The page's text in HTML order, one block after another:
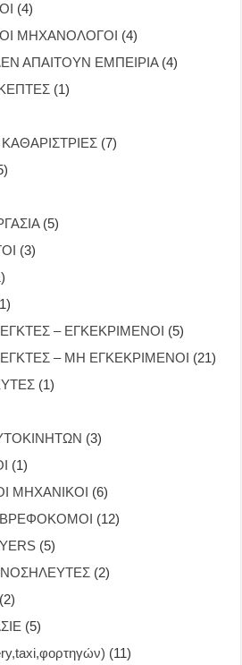
(4)
ΜΗΧΑΝΟΛΟΓΟΙ (4)
ΑΠΑΙΤΟΥΝ ΕΜΠΕΙΡΙΑ(4)
(1)
(7)
(5)
(3)
– ΕΓΚΕΚΡΙΜΕΝΟΙ (5)
– ΜΗ ΕΓΚΕΚΡΙΜΕΝΟΙ (21)
(1)
(3)
(1)
ΜΗΧΑΝΙΚΟΙ (6)
ΒΡΕΦΟΚΟΜΟΙ (12)
(5)
(2)
(5)
(11)